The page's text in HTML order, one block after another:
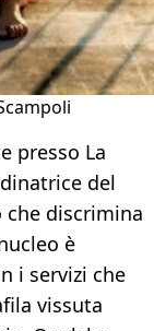
presso La
del
discrimina
è
i servizi che
vissuta